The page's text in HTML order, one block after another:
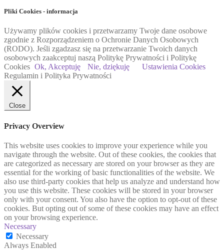
Pliki Cookies - informacja
Używamy plików cookies i przetwarzamy Twoje dane osobowe
zgodnie z Rozporządzeniem o Ochronie Danych Osobowych
(RODO). Jeśli zgadzasz się na przetwarzanie Twoich danych
osobowych zaakceptuj naszą Politykę Prywatności i Politykę
Cookies Ok, Akceptuję Nie, dziękuję
Ustawienia Cookies
Regulamin i Polityka Prywatności
Close
Privacy Overview
This website uses cookies to improve your experience while you
navigate through the website. Out of these cookies, the cookies that
are categorized as necessary are stored on your browser as they are
essential for the working of basic functionalities of the website. We
also use third-party cookies that help us analyze and understand how
you use this website. These cookies will be stored in your browser
only with your consent. You also have the option to opt-out of these
cookies. But opting out of some of these cookies may have an effect
on your browsing experience.
Necessary
Necessary
Always Enabled